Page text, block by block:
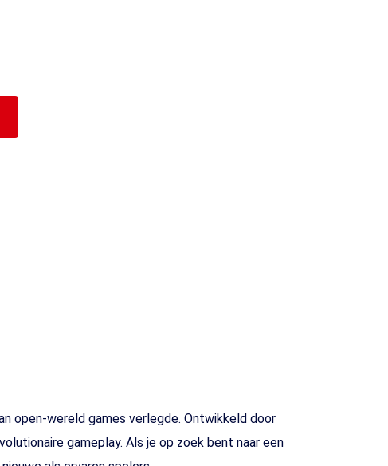
open-wereld games verlegde. Ontwikkeld door
gameplay. Als je op zoek bent naar een